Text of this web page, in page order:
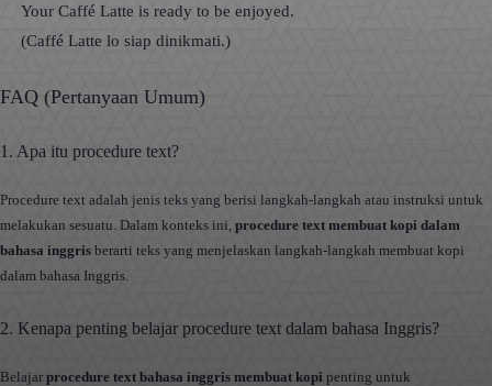
Your Caffé Latte is ready to be enjoyed.
(Caffé Latte lo siap dinikmati.)
FAQ (Pertanyaan Umum)
1. Apa itu procedure text?
Procedure text adalah jenis teks yang berisi langkah-langkah atau instruksi untuk
melakukan sesuatu. Dalam konteks ini, procedure text membuat kopi dalam
bahasa inggris berarti teks yang menjelaskan langkah-langkah membuat kopi
dalam bahasa Inggris.
2. Kenapa penting belajar procedure text dalam bahasa Inggris?
Belajar procedure text bahasa inggris membuat kopi penting untuk